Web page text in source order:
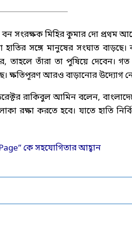
বন সংরক্ষক মিহির কুমার দো প্রথম
সঙ্গে মানুষের সংঘাত বাড়ছে।
তাঁরা তা পুষিয়ে দেবেন। গত
ক্ষতিপূরণ আরও বাড়ানোর উদ্যোগ
রাকিবুল আমিন বলেন,
রক্ষা করতে হবে। যাতে হাতি